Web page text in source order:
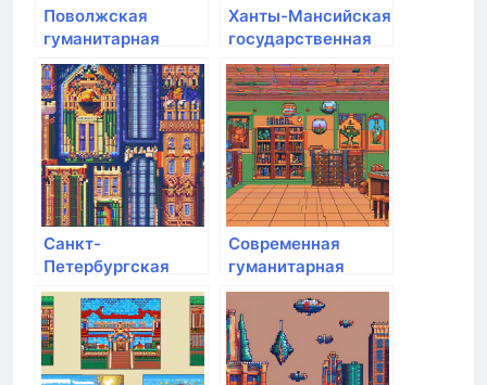
Поволжская
гуманитарная
академия
Ханты-Мансийская
государственная
медицинская
академия
Санкт-
Петербургская
Юридическая
Академия
Современная
гуманитарная
академия